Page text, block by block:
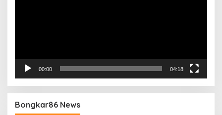
00:00 04:18
Bongkar86 News